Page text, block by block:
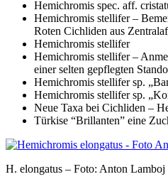
Hemichromis spec. aff.
Hemichromis stellifer –
Roten Cichliden aus
Hemichromis stellifer
Hemichromis stellifer –
einer selten gepflegten
Hemichromis stellifer sp.
Hemichromis stellifer sp.
Neue Taxa bei Cichliden –
Türkise “Brillanten” eine
H. elongatus – Foto: Anton Lamboj